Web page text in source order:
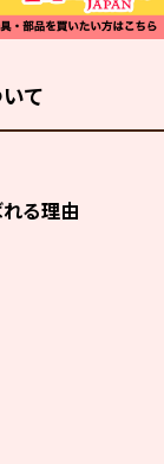
て
る理由